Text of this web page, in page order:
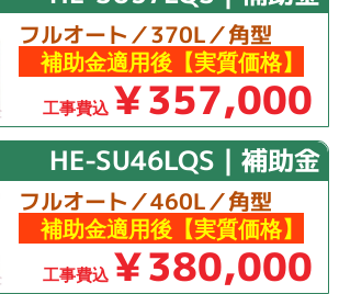
フルオート／370L／角型
補助金適用後【実質価格】
工事費込 ￥357,000
HE-SU46LQS｜補助金
フルオート／460L／角型
補助金適用後【実質価格】
工事費込 ￥380,000